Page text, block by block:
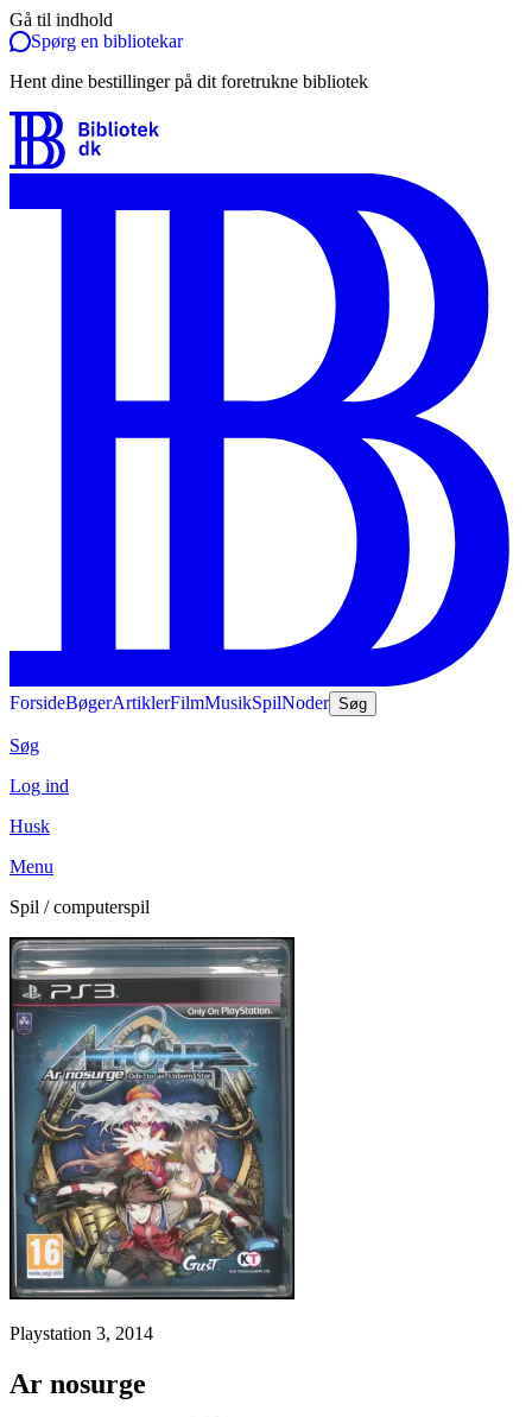
Gå til indhold
Spørg en bibliotekar
Hent dine bestillinger på dit foretrukne bibliotek
ForsideBøgerArtiklerFilmMusikSpilNoder Søg
Søg
Log ind
Husk
Menu
Spil / computerspil
Playstation 3, 2014
Ar nosurge